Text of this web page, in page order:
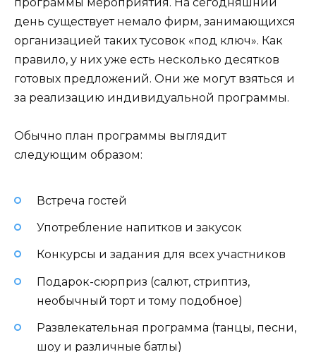
день существует немало фирм, занимающихся
организацией таких тусовок «под ключ». Как
правило, у них уже есть несколько десятков
готовых предложений. Они же могут взяться и
за реализацию индивидуальной программы.
Обычно план программы выглядит
следующим образом:
Встреча гостей
Употребление напитков и закусок
Конкурсы и задания для всех участников
Подарок-сюрприз (салют, стриптиз,
необычный торт и тому подобное)
Развлекательная программа (танцы, песни,
шоу и различные батлы)